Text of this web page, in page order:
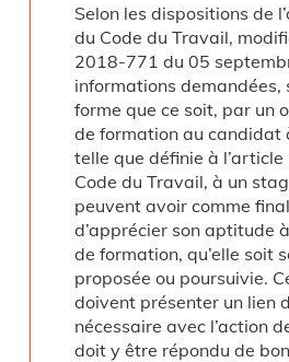
Selon les dispositions de
du Code du Travail,
2018-771 du 05
informations demandées,
forme que ce soit, par un
de formation au candidat
telle que définie à
Code du Travail, à un
peuvent avoir comme
d’apprécier son aptitude
de formation, qu’elle soit
proposée ou poursuivie.
doivent présenter un lien
nécessaire avec l’action
doit y être répondu de